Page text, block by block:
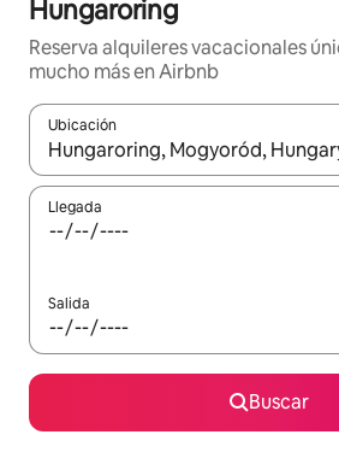
Hungaroring
Reserva alquileres vacacionales
mucho más en Airbnb
Ubicación
Cuando los resultados estén
Llegada
Salida
Buscar